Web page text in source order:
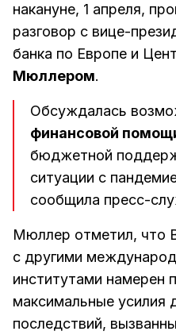
накануне, 1 апреля,
разговор с вице-
банка по Европе и
Мюллером.
Обсуждалась
финансовой
бюджетной
ситуации с
сообщила пресс-
Мюллер отметил, что
с другими
институтами намерен
максимальные усилия
последствий,